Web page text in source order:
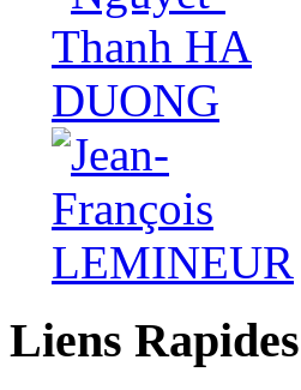
Liens Rapides